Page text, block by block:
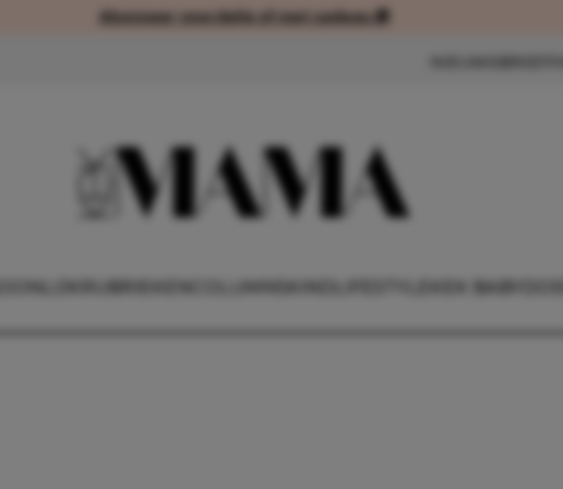
Abonneer voordelig of met cadeau 🎁Abonneer voordelig of met cadeau 🎁